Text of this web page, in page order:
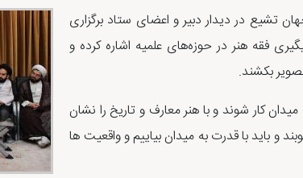
تشیع در دیدار دبیر و اعضای ستاد برگزاری
فقه هنر در حوزه‌های علمیه اشاره کرده و
بکشند.
میدان کار شوند و با هنر معارف و تاریخ را نشان
و باید با قدرت به میدان بیاییم و واقعیت ها